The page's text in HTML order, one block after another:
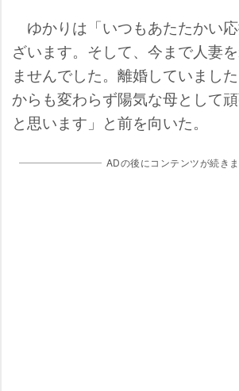
ゆかりは「いつもあたたかい
ざいます。そして、今まで人妻
ませんでした。離婚していまし
からも変わらず陽気な母として
と思います」と前を向いた。
ADの後にコンテンツが続き